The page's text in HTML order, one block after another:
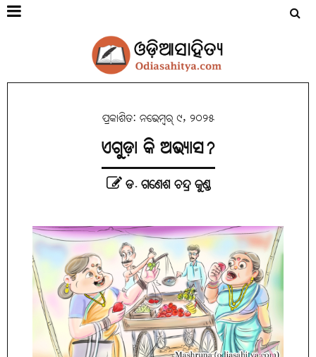
ପ୍ରକାଶିତ: ନଭେମ୍ବର୍ ୯, ୨୦୨୫
ଏଗୁଡ଼ା କି ଅଭ୍ୟାସ?
ଡ. ଗଣେଶ ଚନ୍ଦ୍ର କୁଣ୍ଡ